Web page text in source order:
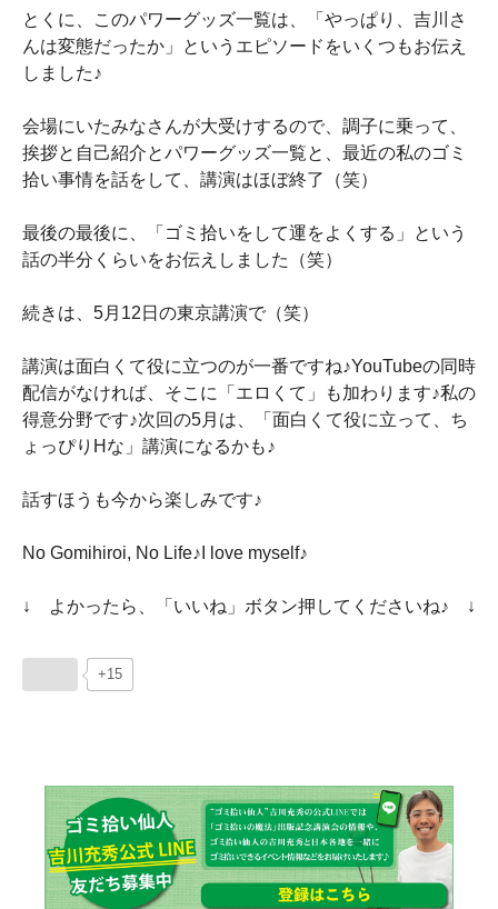
とくに、このパワーグッズ一覧は、「やっぱり、吉川さ
んは変態だったか」というエピソードをいくつもお伝え
しました♪
会場にいたみなさんが大受けするので、調子に乗って、
挨拶と自己紹介とパワーグッズ一覧と、最近の私のゴミ
拾い事情を話をして、講演はほぼ終了（笑）
最後の最後に、「ゴミ拾いをして運をよくする」という
話の半分くらいをお伝えしました（笑）
続きは、5月12日の東京講演で（笑）
講演は面白くて役に立つのが一番ですね♪YouTubeの同時
配信がなければ、そこに「エロくて」も加わります♪私の
得意分野です♪次回の5月は、「面白くて役に立って、ち
ょっぴりHな」講演になるかも♪
話すほうも今から楽しみです♪
No Gomihiroi, No Life♪I love myself♪
↓ よかったら、「いいね」ボタン押してくださいね♪ ↓
+15